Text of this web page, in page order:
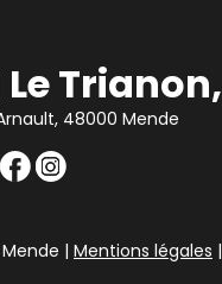
Trianon,
48000 Mende
| Mentions légales |